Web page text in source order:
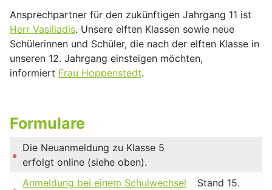
Ansprechpartner für den zukünftigen Jahrgang 11 ist
Herr Vasiliadis. Unsere elften Klassen sowie neue
Schülerinnen und Schüler, die nach der elften Klasse in
unseren 12. Jahrgang einsteigen möchten,
informiert Frau Hoppenstedt.
Formulare
Die Neuanmeldung zu Klasse 5
erfolgt online (siehe oben).
Anmeldung bei einem Schulwechsel
Stand 15.